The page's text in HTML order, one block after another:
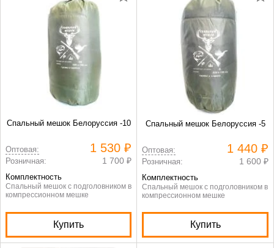
Спальный мешок Белоруссия -10
Оптовая: 1 530 ₽
Розничная: 1 700 ₽
Комплектность
Спальный мешок с подголовником в
компрессионном мешке
Купить
Спальный мешок Белоруссия -5
Оптовая: 1 440 ₽
Розничная: 1 600 ₽
Комплектность
Спальный мешок с подголовником в
компрессионном мешке
Купить